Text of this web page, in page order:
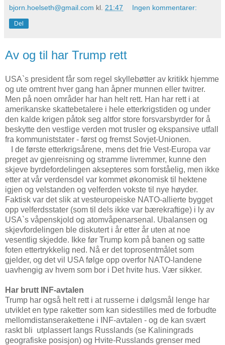
bjorn.hoelseth@gmail.com kl. 21:47 Ingen kommentarer:
Del
Av og til har Trump rett
USA`s president får som regel skyllebøtter av kritikk hjemme
og ute omtrent hver gang han åpner munnen eller twitrer.
Men på noen områder har han helt rett. Han har rett i at
amerikanske skattebetalere i hele etterkrigstiden og under
den kalde krigen påtok seg altfor store forsvarsbyrder for å
beskytte den vestlige verden mot trusler og ekspansive utfall
fra kommuniststater - først og fremst Sovjet-Unionen.
I de første etterkrigsårene, mens det frie Vest-Europa var
preget av gjenreisning og stramme livremmer, kunne den
skjeve byrdefordelingen aksepteres som forståelig, men ikke
etter at vår verdensdel var kommet økonomisk til hektene
igjen og velstanden og velferden vokste til nye høyder.
Faktisk var det slik at vesteuropeiske NATO-allierte bygget
opp velferdsstater (som til dels ikke var bærekraftige) i ly av
USA`s våpenskjold og atomvåpenarsenal. Ubalansen og
skjevfordelingen ble diskutert i år etter år uten at noe
vesentlig skjedde. Ikke før Trump kom på banen og satte
foten ettertrykkelig ned. Nå er det toprosentmålet som
gjelder, og det vil USA følge opp overfor NATO-landene
uavhengig av hvem som bor i Det hvite hus. Vær sikker.
Har brutt INF-avtalen
Trump har også helt rett i at russerne i dølgsmål lenge har
utviklet en type raketter som kan sidestilles med de forbudte
mellomdistanserakettene i INF-avtalen - og de kan svært
raskt bli utplassert langs Russlands (se Kaliningrads
geografiske posisjon) og Hvite-Russlands grenser med